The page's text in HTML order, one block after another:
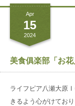
こだわりのお食事
行事・レクリエーション
館内注意事項
リハビリテーション
プラン費用
諸費用についてのよく
ご入居について
アクセス
TEL.
Apr
15
2024
美食俱楽部「お花
ライフピア八瀬大原
きるよう心がけてお